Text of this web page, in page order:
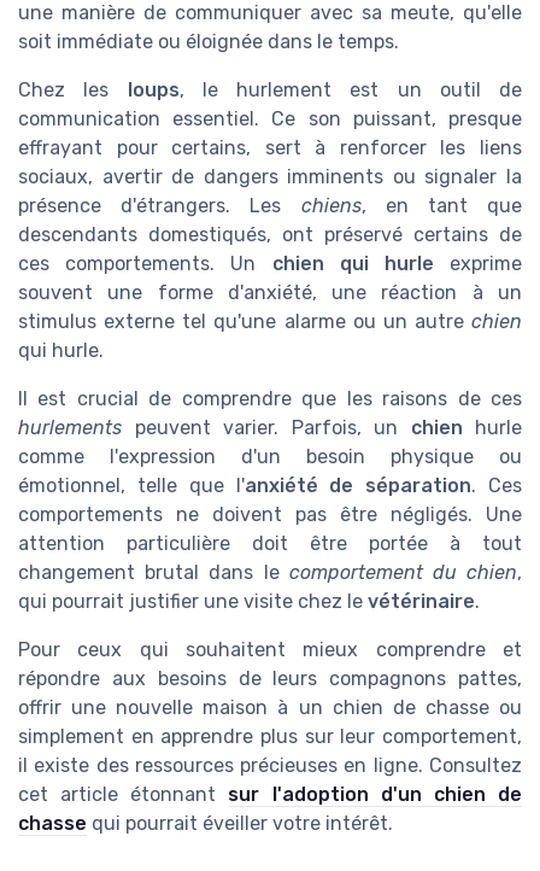
une manière de communiquer avec sa meute, qu'elle
soit immédiate ou éloignée dans le temps.
Chez les loups, le hurlement est un outil de
communication essentiel. Ce son puissant, presque
effrayant pour certains, sert à renforcer les liens
sociaux, avertir de dangers imminents ou signaler la
présence d'étrangers. Les chiens, en tant que
descendants domestiqués, ont préservé certains de
ces comportements. Un chien qui hurle exprime
souvent une forme d'anxiété, une réaction à un
stimulus externe tel qu'une alarme ou un autre chien
qui hurle.
Il est crucial de comprendre que les raisons de ces
hurlements peuvent varier. Parfois, un chien hurle
comme l'expression d'un besoin physique ou
émotionnel, telle que l'anxiété de séparation. Ces
comportements ne doivent pas être négligés. Une
attention particulière doit être portée à tout
changement brutal dans le comportement du chien,
qui pourrait justifier une visite chez le vétérinaire.
Pour ceux qui souhaitent mieux comprendre et
répondre aux besoins de leurs compagnons pattes,
offrir une nouvelle maison à un chien de chasse ou
simplement en apprendre plus sur leur comportement,
il existe des ressources précieuses en ligne. Consultez
cet article étonnant sur l'adoption d'un chien de
chasse qui pourrait éveiller votre intérêt.